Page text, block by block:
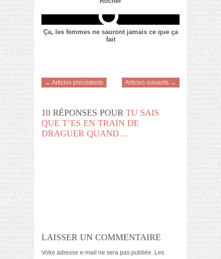
Ça, les femmes ne sauront jamais ce que ça
fait
← Articles précédents Articles suivants →
10 RÉPONSES POUR TU SAIS
QUE T’ES EN TRAIN DE
DRAGUER QUAND…
LAISSER UN COMMENTAIRE
Votre adresse e-mail ne sera pas publiée. Les